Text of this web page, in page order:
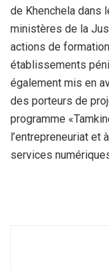
de Khenchela dans
ministères de la
actions de
établissements
également mis en
des porteurs de
programme
l’entrepreneuriat et
services